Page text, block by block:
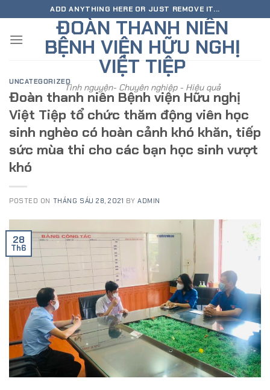
to
content
ADD ANYTHING HERE OR JUST REMOVE IT...
ĐOÀN THANH NIÊN
BỆNH VIỆN HỮU NGHỊ
VIỆT TIỆP
Tình nguyện- Chuyên nghiệp - Hiệu quả
UNCATEGORIZED
Đoàn thanh niên Bệnh viện Hữu nghị
Việt Tiệp tổ chức thăm động viên học
sinh nghèo có hoàn cảnh khó khăn, tiếp
sức mùa thi cho các bạn học sinh vượt
khó
POSTED ON THÁNG SÁU 28, 2021 BY ADMIN
28
Th6